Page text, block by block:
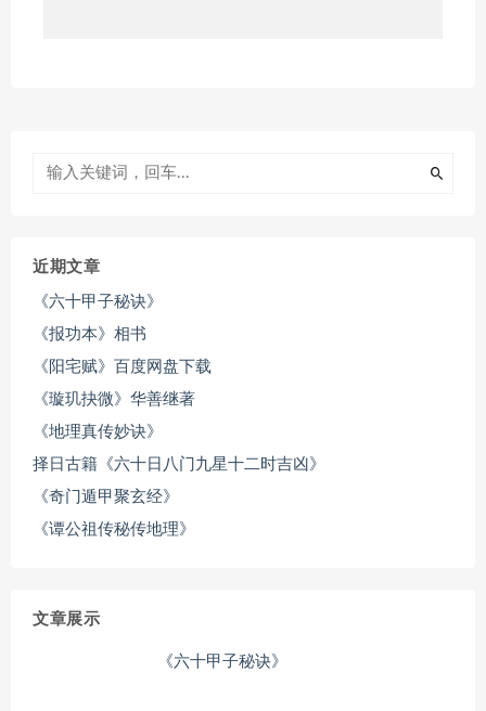
近期文章
《六十甲子秘诀》
《报功本》相书
《阳宅赋》百度网盘下载
《璇玑抉微》华善继著
《地理真传妙诀》
择日古籍《六十日八门九星十二时吉凶》
《奇门遁甲聚玄经》
《谭公祖传秘传地理》
文章展示
《六十甲子秘诀》